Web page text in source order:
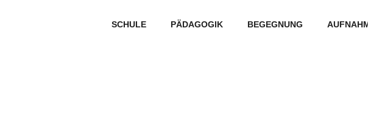
SCHULE PÄDAGOGIK BEGEGNUNG